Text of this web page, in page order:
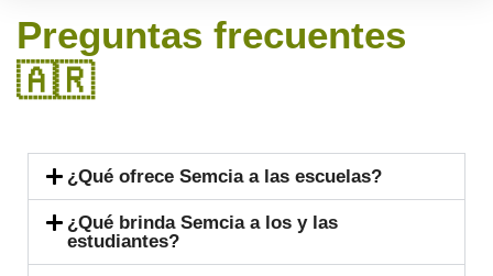
Preguntas frecuentes
🇦🇷​
¿Qué ofrece Semcia a las escuelas?
¿Qué brinda Semcia a los y las
estudiantes?